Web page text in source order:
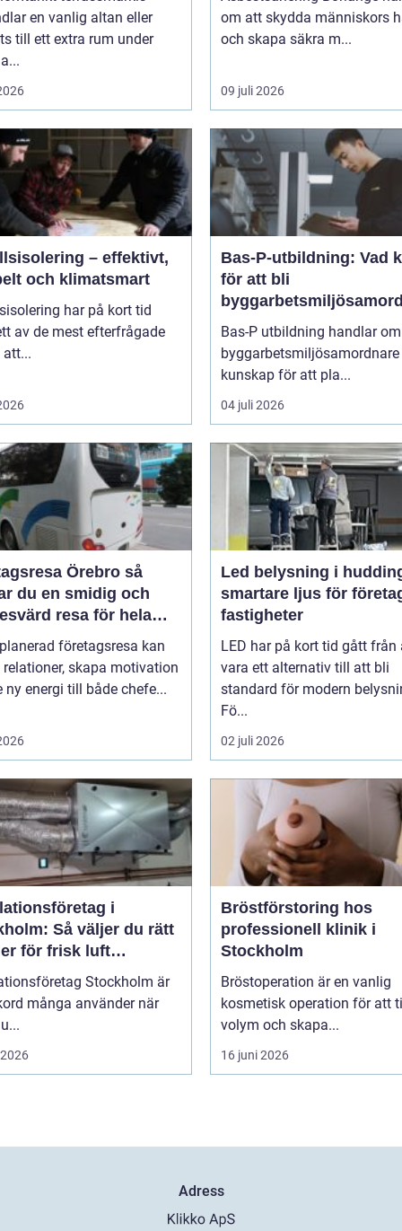
en vanlig altan eller
till ett extra rum under
om att skydda människors
och skapa säkra m...
09 juli 2026
– effektivt,
och klimatsmart
har på kort tid
av de mest efterfrågade
Bas-P-utbildning: Vad
för att bli
?
Bas-P utbildning handlar
kunskap för att pla...
04 juli 2026
Örebro så
du en smidig och
resa för hela
företagsresa kan
skapa motivation
ny energi till både chefe...
Led belysning i
smartare ljus för
fastigheter
LED har på kort tid gått från
vara ett alternativ till att bli
standard för modern
Fö...
02 juli 2026
i
Så väljer du rätt
för frisk luft
Stockholm är
många använder när
Bröstförstoring hos
professionell klinik i
Stockholm
Bröstoperation är en vanlig
kosmetisk operation för att
volym och skapa...
16 juni 2026
Adress